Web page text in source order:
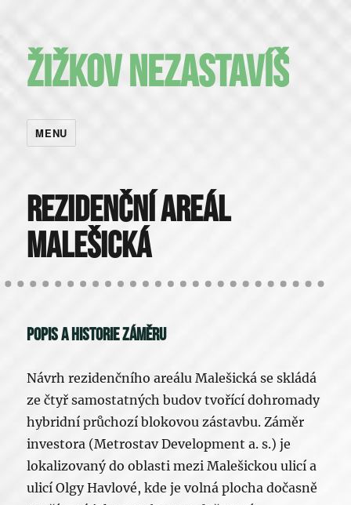
Žižkov nezastavíš
MENU
Rezidenční areál
Malešická
Popis a historie záměru
Návrh rezidenčního areálu Malešická se skládá
ze čtyř samostatných budov tvořící dohromady
hybridní průchozí blokovou zástavbu. Záměr
investora (Metrostav Development a. s.) je
lokalizovaný do oblasti mezi Malešickou ulicí a
ulicí Olgy Havlové, kde je volná plocha dočasně